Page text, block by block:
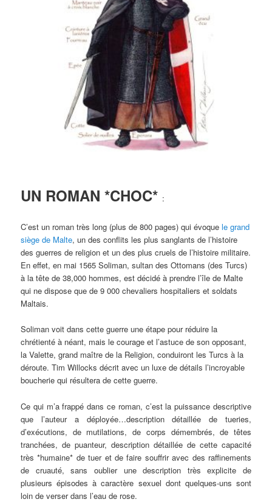
UN ROMAN *CHOC* :
C’est un roman très long (plus de 800 pages) qui évoquele grand
siège de Malte, un des conflits les plus sanglants de l’histoire
des guerres de religion et un des plus cruels de l’histoire militaire.
En effet, en mai 1565 Soliman, sultan des Ottomans (des Turcs)
à la tête de 38,000 hommes, est décidé à prendre l’île de Malte
qui ne dispose que de 9 000 chevaliers hospitaliers et soldats
Maltais.
Soliman voit dans cette guerre une étape pour réduire la
chrétienté à néant, mais le courage et l’astuce de son opposant,
la Valette, grand maître de la Religion, conduiront les Turcs à la
déroute. Tim Willocks décrit avec un luxe de détails l’incroyable
boucherie qui résultera de cette guerre.
Ce qui m’a frappé dans ce roman, c’est la puissance descriptive
que l’auteur a déployée…description détaillée de tueries,
d’exécutions, de mutilations, de corps démembrés, de têtes
tranchées, de puanteur, description détaillée de cette capacité
très *humaine* de tuer et de faire souffrir avec des raffinements
de cruauté, sans oublier une description très explicite de
plusieurs épisodes à caractère sexuel dont quelques-uns sont
loin de verser dans l’eau de rose.